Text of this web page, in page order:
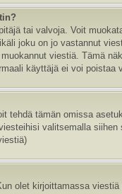
tai valvoja. Voit
joku on jo vastannut
muokannut viestiä. Tämä
käyttäjä ei voi poistaa
tehdä tämän omissa
valitsemalla
olet kirjoittamassa